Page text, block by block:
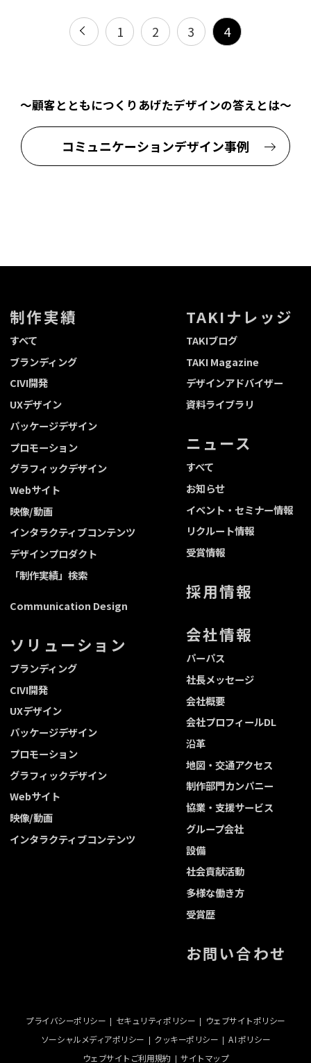
1 2 3 4
〜顧客とともにつくりあげたデザインの答えとは〜
コミュニケーションデザイン事例
制作実績
すべて
ブランディング
CIVI開発
UXデザイン
パッケージデザイン
プロモーション
グラフィックデザイン
Webサイト
映像/動画
インタラクティブコンテンツ
デザインプロダクト
「制作実績」検索
Communication Design
ソリューション
ブランディング
CIVI開発
UXデザイン
パッケージデザイン
プロモーション
グラフィックデザイン
Webサイト
映像/動画
インタラクティブコンテンツ
TAKIナレッジ
TAKIブログ
TAKI Magazine
デザインアドバイザー
資料ライブラリ
ニュース
すべて
お知らせ
イベント・セミナー情報
リクルート情報
受賞情報
採用情報
会社情報
パーパス
社長メッセージ
会社概要
会社プロフィールDL
沿革
地図・交通アクセス
制作部門カンパニー
協業・支援サービス
グループ会社
設備
社会貢献活動
多様な働き方
受賞歴
お問い合わせ
プライバシーポリシー セキュリティポリシー
ウェブサイトポリシー
ソーシャルメディアポリシー
クッキーポリシー
A I ポリシー
ウェブサイトご利用規約
サイトマップ